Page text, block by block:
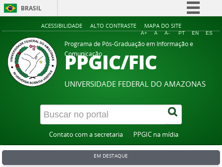
BRASIL
Simplifique!
Comunica BR
Participe
Acesso à informação
Legislação
Canais
ACESSIBILIDADE ALTO CONTRASTE MAPA DO SITE
A+ A A- PT EN ES
Programa de Pós-Graduação em Informação e
Comunicação
PPGIC/FIC
UNIVERSIDADE FEDERAL DO AMAZONAS
Contato com a secretaria PPGIC na mídia
EM DESTAQUE